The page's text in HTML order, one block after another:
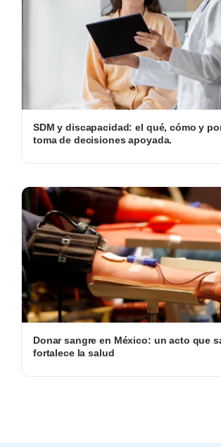
SDM y discapacidad: el qué, cómo y
toma de decisiones apoyada.
Donar sangre en México: un acto que
fortalece la salud